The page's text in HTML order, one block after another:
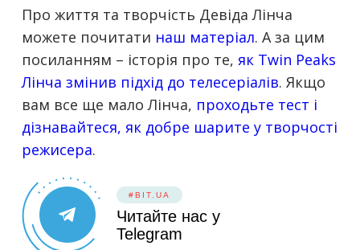
Про життя та творчість Девіда Лінча
можете почитати наш матеріал. А за цим
посиланням – історія про те, як Twin Peaks
Лінча змінив підхід до телесеріалів. Якщо
вам все ще мало Лінча, проходьте тест і
дізнавайтеся, як добре шарите у творчості
режисера.
#BIT.UA
Читайте нас у
Telegram